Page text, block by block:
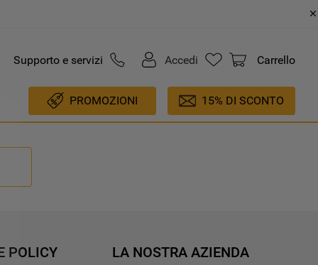
Supporto e servizi Accedi Carrello
PROMOZIONI 15% DI SCONTO
POLICY LA NOSTRA AZIENDA